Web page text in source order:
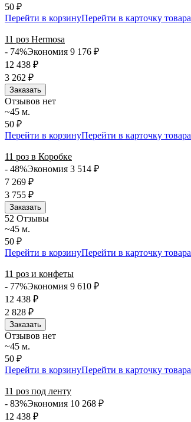
50 ₽
Перейти в корзинуПерейти в карточку товара
11 роз Hermosa
- 74%Экономия 9 176 ₽
12 438 ₽
3 262 ₽
Заказать
Отзывов нет
~45 м.
50 ₽
Перейти в корзинуПерейти в карточку товара
11 роз в Коробке
- 48%Экономия 3 514 ₽
7 269 ₽
3 755 ₽
Заказать
52 Отзывы
~45 м.
50 ₽
Перейти в корзинуПерейти в карточку товара
11 роз и конфеты
- 77%Экономия 9 610 ₽
12 438 ₽
2 828 ₽
Заказать
Отзывов нет
~45 м.
50 ₽
Перейти в корзинуПерейти в карточку товара
11 роз под ленту
- 83%Экономия 10 268 ₽
12 438 ₽